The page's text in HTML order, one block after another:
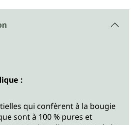
:
qui confèrent à la bougie
sont à 100 % pures et